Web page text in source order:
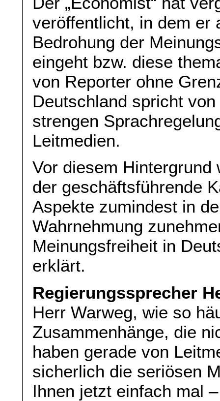
veröffentlicht, in dem er
Bedrohung der
eingeht bzw. diese
von Reporter ohne
Deutschland spricht
strengen
Leitmedien.
Vor diesem
der geschäftsführende
Aspekte zumindest in
Wahrnehmung
Meinungsfreiheit in
erklärt.
Regierungssprecher
Herr Warweg, wie so
Zusammenhänge, die
haben gerade von
sicherlich die seriösen
Ihnen jetzt einfach mal